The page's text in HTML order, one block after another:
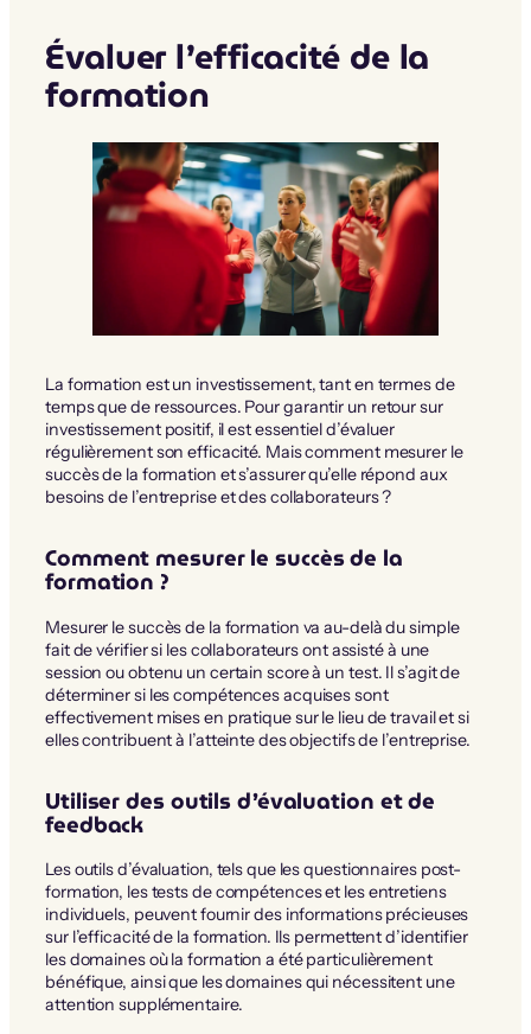
Évaluer l’efficacité de la
formation
La formation est un investissement, tant en termes de
temps que de ressources. Pour garantir un retour sur
investissement positif, il est essentiel d’évaluer
régulièrement son efficacité. Mais comment mesurer le
succès de la formation et s’assurer qu’elle répond aux
besoins de l’entreprise et des collaborateurs ?
Comment mesurer le succès de la
formation ?
Mesurer le succès de la formation va au-delà du simple
fait de vérifier si les collaborateurs ont assisté à une
session ou obtenu un certain score à un test. Il s’agit de
déterminer si les compétences acquises sont
effectivement mises en pratique sur le lieu de travail et si
elles contribuent à l’atteinte des objectifs de l’entreprise.
Utiliser des outils d’évaluation et de
feedback
Les outils d’évaluation, tels que les questionnaires post-
formation, les tests de compétences et les entretiens
individuels, peuvent fournir des informations précieuses
sur l’efficacité de la formation. Ils permettent d’identifier
les domaines où la formation a été particulièrement
bénéfique, ainsi que les domaines qui nécessitent une
attention supplémentaire.